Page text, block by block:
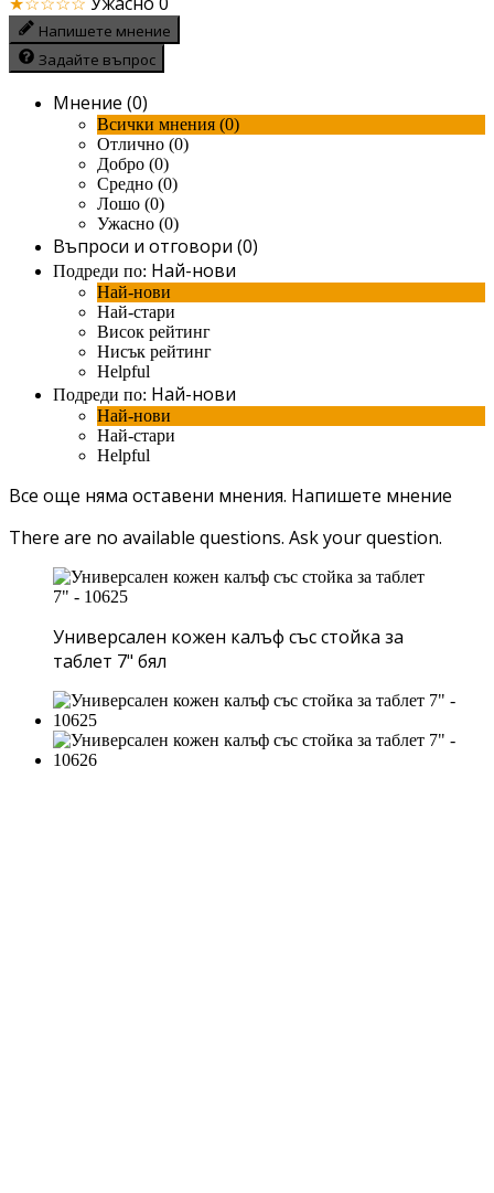
Напишете мнение
Задайте въпрос
Мнение (0)
Всички мнения (0)
Отлично (0)
Добро (0)
Средно (0)
Лошо (0)
Ужасно (0)
Въпроси и отговори (0)
Подреди по: Най-нови
Най-нови
Най-стари
Висок рейтинг
Нисък рейтинг
Helpful
Подреди по: Най-нови
Най-нови
Най-стари
Helpful
Все още няма оставени мнения. Напишете мнение
There are no available questions. Ask your question.
Универсален кожен калъф със стойка за
таблет 7" бял